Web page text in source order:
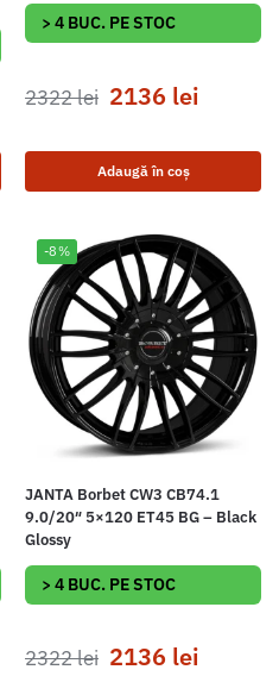
> 4 BUC. PE STOC
2322lei 2136 lei
Adaugă în coș
-8%
JANTA Borbet CW3 CB74.1
9.0/20″ 5×120 ET45 BG – Black
Glossy
> 4 BUC. PE STOC
2322lei 2136 lei